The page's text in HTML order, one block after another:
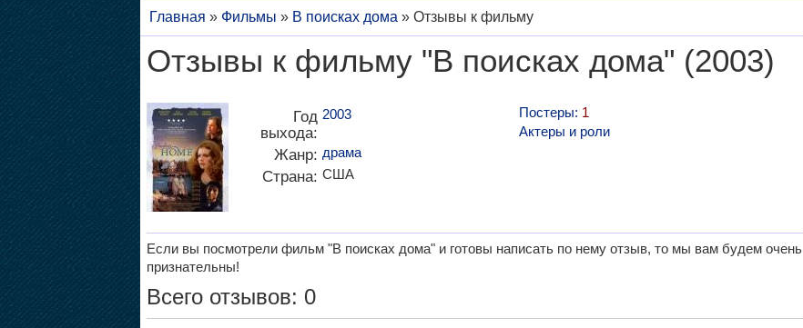
Главная » Фильмы » В поисках дома » Отзывы к фильму
Отзывы к фильму "В поисках дома" (2003)
Год
выхода:
2003
Жанр: драма
Страна: США
Постеры: 1
Актеры и роли
Если вы посмотрели фильм "В поисках дома" и готовы написать по нему отзыв, то мы вам будем очень
признательны!
Всего отзывов: 0